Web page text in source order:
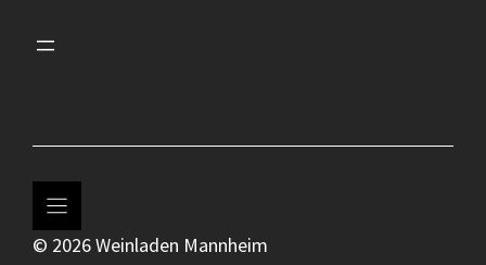
© 2026 Weinladen Mannheim